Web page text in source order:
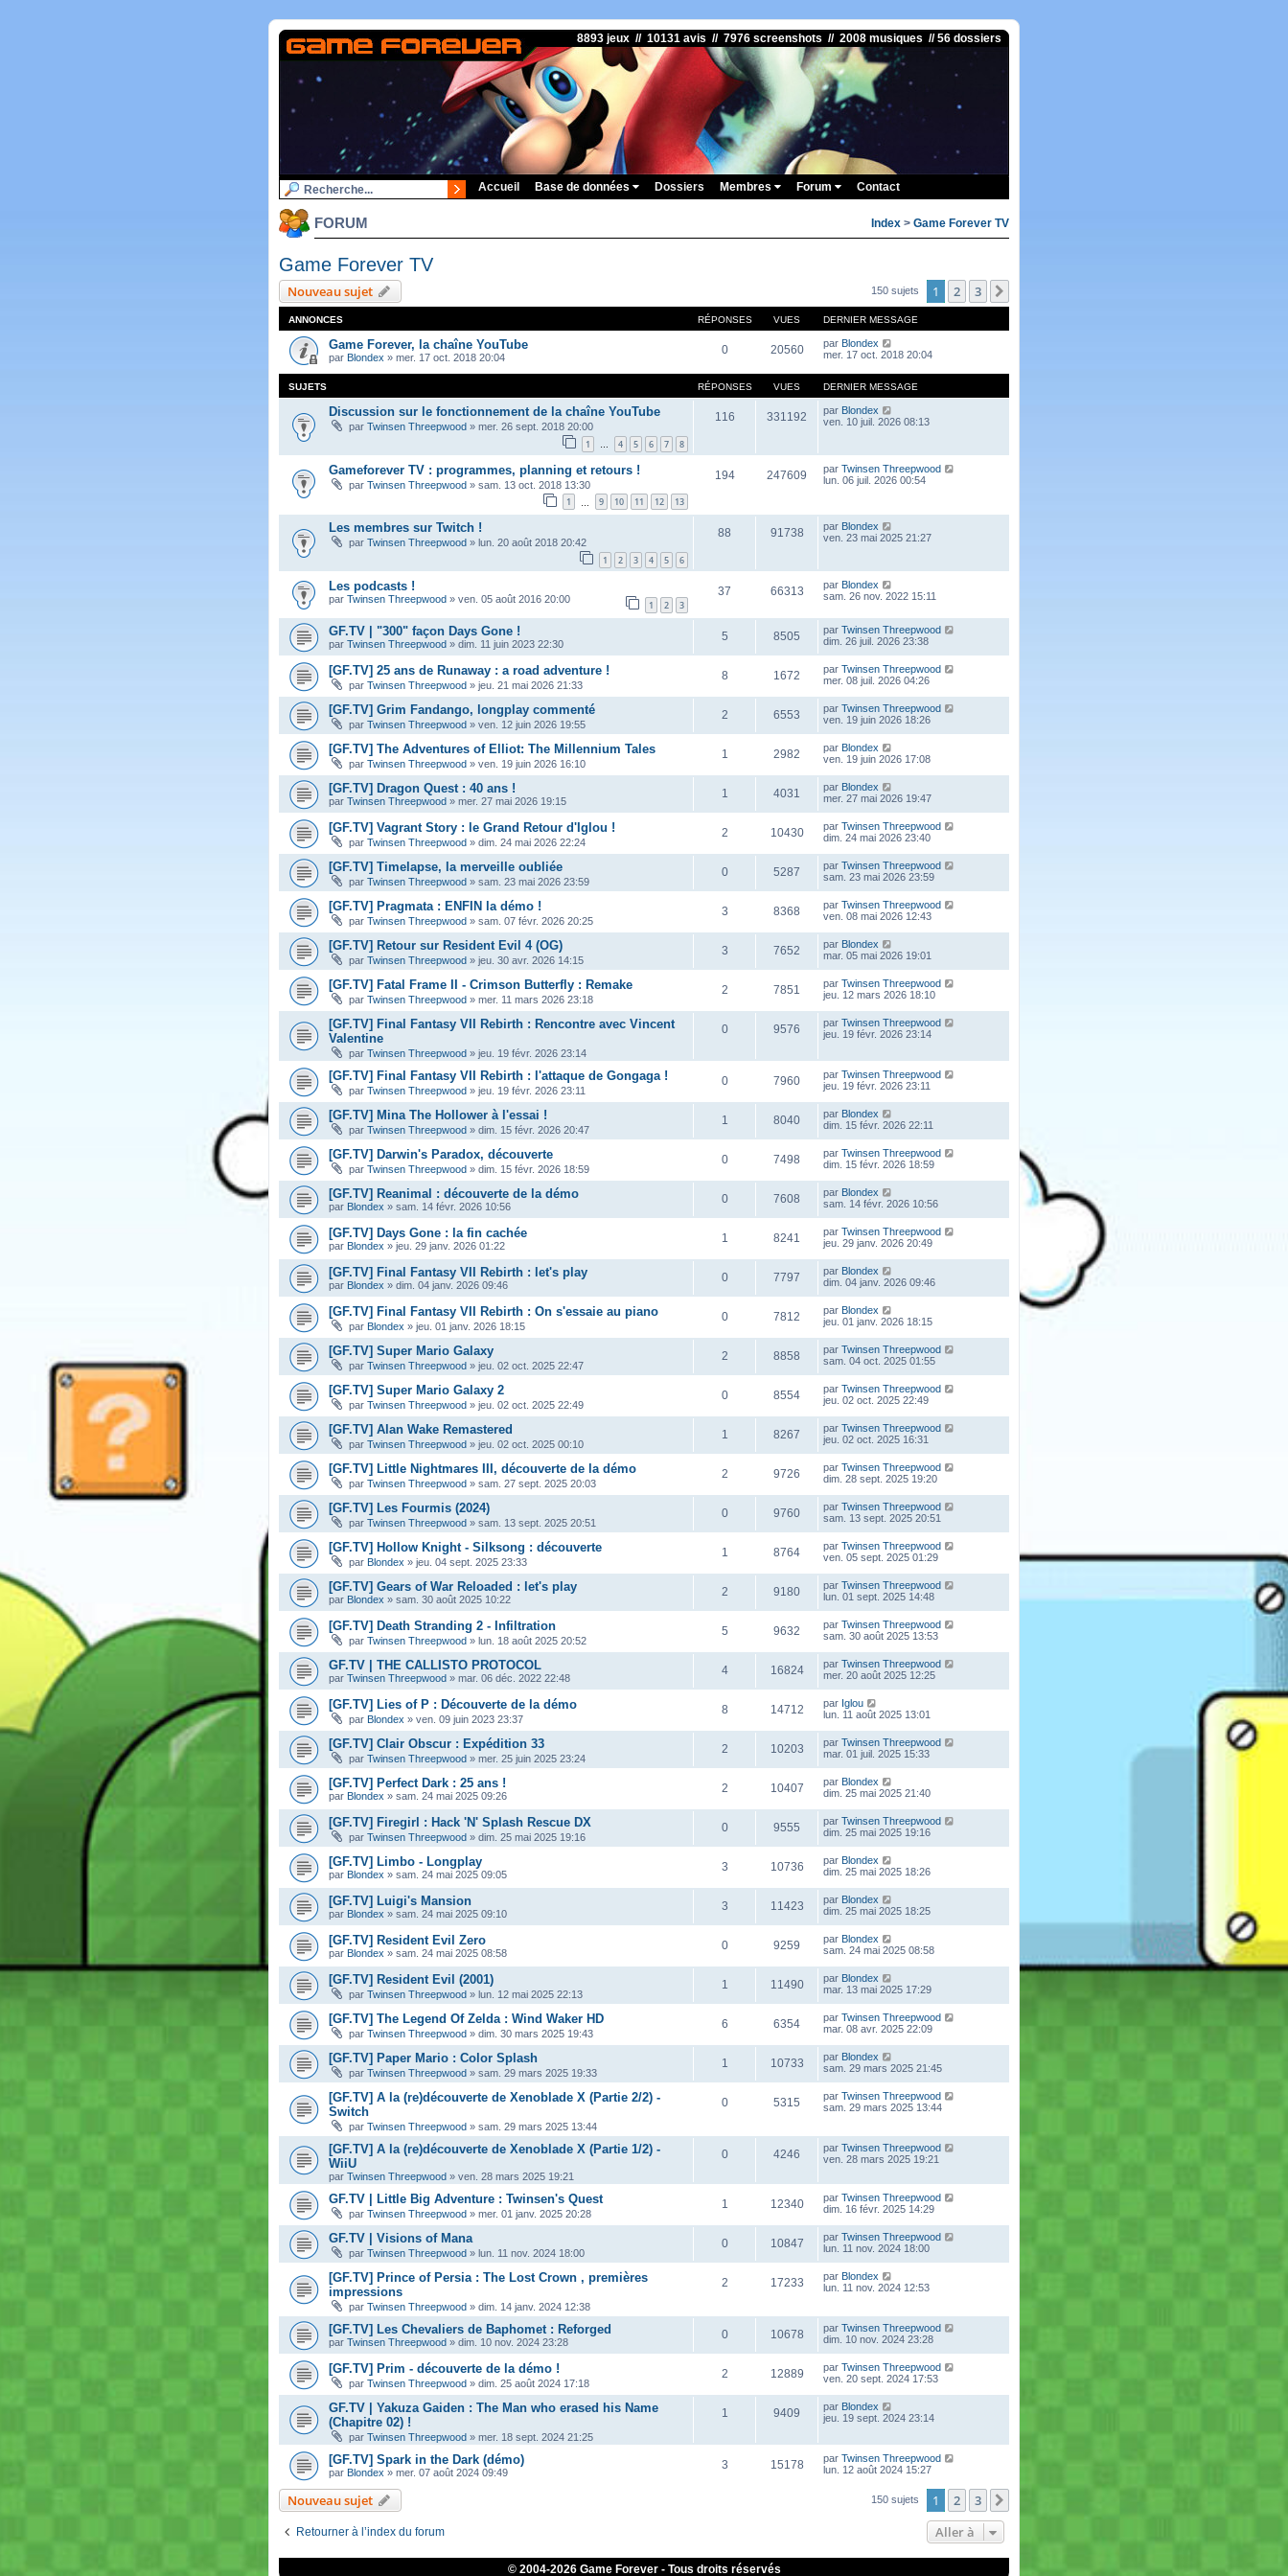
8893 jeux // 10131 avis // 7976 screenshots // 2008 musiques // 56 dossiers
Accueil Base de données Dossiers Membres Forum Contact
FORUM Index > Game Forever TV
Game Forever TV
Nouveau sujet 150 sujets 1 2 3
ANNONCES RÉPONSES VUES DERNIER MESSAGE
Game Forever, la chaîne YouTube
par Blondex » mer. 17 oct. 2018 20:04
0 20560 par Blondex
mer. 17 oct. 2018 20:04
SUJETS RÉPONSES VUES DERNIER MESSAGE
Discussion sur le fonctionnement de la chaîne YouTube
par Twinsen Threepwood » mer. 26 sept. 2018 20:00
1 … 4 5 6 7 8
116 331192 par Blondex
ven. 10 juil. 2026 08:13
Gameforever TV : programmes, planning et retours !
par Twinsen Threepwood » sam. 13 oct. 2018 13:30
1 9 10 11 12 13
194 247609 par Twinsen Threepwood
lun. 06 juil. 2026 00:54
Les membres sur Twitch !
par Twinsen Threepwood » lun. 20 août 2018 20:42
1 2 3 4 5 6
88 91738 par Blondex
ven. 23 mai 2025 21:27
Les podcasts !
par Twinsen Threepwood » ven. 05 août 2016 20:00 1 2 3
37 66313 par Blondex
sam. 26 nov. 2022 15:11
GF.TV | "300" façon Days Gone !
par Twinsen Threepwood » dim. 11 juin 2023 22:30
5 8505 par Twinsen Threepwood
dim. 26 juil. 2026 23:38
[GF.TV] 25 ans de Runaway : a road adventure !
par Twinsen Threepwood » jeu. 21 mai 2026 21:33
8 1672 par Twinsen Threepwood
mer. 08 juil. 2026 04:26
[GF.TV] Grim Fandango, longplay commenté
par Twinsen Threepwood » ven. 12 juin 2026 19:55
2 6553 par Twinsen Threepwood
ven. 19 juin 2026 18:26
[GF.TV] The Adventures of Elliot: The Millennium Tales
par Twinsen Threepwood » ven. 19 juin 2026 16:10
1 2982 par Blondex
ven. 19 juin 2026 17:08
[GF.TV] Dragon Quest : 40 ans !
par Twinsen Threepwood » mer. 27 mai 2026 19:15
1 4031 par Blondex
mer. 27 mai 2026 19:47
[GF.TV] Vagrant Story : le Grand Retour d'Iglou !
par Twinsen Threepwood » dim. 24 mai 2026 22:24
2 10430 par Twinsen Threepwood
dim. 24 mai 2026 23:40
[GF.TV] Timelapse, la merveille oubliée
par Twinsen Threepwood » sam. 23 mai 2026 23:59
0 5287 par Twinsen Threepwood
sam. 23 mai 2026 23:59
[GF.TV] Pragmata : ENFIN la démo !
par Twinsen Threepwood » sam. 07 févr. 2026 20:25
3 8368 par Twinsen Threepwood
ven. 08 mai 2026 12:43
[GF.TV] Retour sur Resident Evil 4 (OG)
par Twinsen Threepwood » jeu. 30 avr. 2026 14:15
3 7652 par Blondex
mar. 05 mai 2026 19:01
[GF.TV] Fatal Frame II - Crimson Butterfly : Remake
par Twinsen Threepwood » mer. 11 mars 2026 23:18
2 7851 par Twinsen Threepwood
jeu. 12 mars 2026 18:10
[GF.TV] Final Fantasy VII Rebirth : Rencontre avec Vincent
Valentine
par Twinsen Threepwood » jeu. 19 févr. 2026 23:14
0 9576 par Twinsen Threepwood
jeu. 19 févr. 2026 23:14
[GF.TV] Final Fantasy VII Rebirth : l'attaque de Gongaga !
par Twinsen Threepwood » jeu. 19 févr. 2026 23:11
0 7960 par Twinsen Threepwood
jeu. 19 févr. 2026 23:11
[GF.TV] Mina The Hollower à l'essai !
par Twinsen Threepwood » dim. 15 févr. 2026 20:47
1 8040 par Blondex
dim. 15 févr. 2026 22:11
[GF.TV] Darwin's Paradox, découverte
par Twinsen Threepwood » dim. 15 févr. 2026 18:59
0 7498 par Twinsen Threepwood
dim. 15 févr. 2026 18:59
[GF.TV] Reanimal : découverte de la démo
par Blondex » sam. 14 févr. 2026 10:56
0 7608 par Blondex
sam. 14 févr. 2026 10:56
[GF.TV] Days Gone : la fin cachée
par Blondex » jeu. 29 janv. 2026 01:22
1 8241 par Twinsen Threepwood
jeu. 29 janv. 2026 20:49
[GF.TV] Final Fantasy VII Rebirth : let's play
par Blondex » dim. 04 janv. 2026 09:46
0 7797 par Blondex
dim. 04 janv. 2026 09:46
[GF.TV] Final Fantasy VII Rebirth : On s'essaie au piano
par Blondex » jeu. 01 janv. 2026 18:15
0 7812 par Blondex
jeu. 01 janv. 2026 18:15
[GF.TV] Super Mario Galaxy
par Twinsen Threepwood » jeu. 02 oct. 2025 22:47
2 8858 par Twinsen Threepwood
sam. 04 oct. 2025 01:55
[GF.TV] Super Mario Galaxy 2
par Twinsen Threepwood » jeu. 02 oct. 2025 22:49
0 8554 par Twinsen Threepwood
jeu. 02 oct. 2025 22:49
[GF.TV] Alan Wake Remastered
par Twinsen Threepwood » jeu. 02 oct. 2025 00:10
1 8267 par Twinsen Threepwood
jeu. 02 oct. 2025 16:31
[GF.TV] Little Nightmares III, découverte de la démo
par Twinsen Threepwood » sam. 27 sept. 2025 20:03
2 9726 par Twinsen Threepwood
dim. 28 sept. 2025 19:20
[GF.TV] Les Fourmis (2024)
par Twinsen Threepwood » sam. 13 sept. 2025 20:51
0 9760 par Twinsen Threepwood
sam. 13 sept. 2025 20:51
[GF.TV] Hollow Knight - Silksong : découverte
par Blondex » jeu. 04 sept. 2025 23:33
1 8764 par Twinsen Threepwood
ven. 05 sept. 2025 01:29
[GF.TV] Gears of War Reloaded : let's play
par Blondex » sam. 30 août 2025 10:22
2 9180 par Twinsen Threepwood
lun. 01 sept. 2025 14:48
[GF.TV] Death Stranding 2 - Infiltration
par Twinsen Threepwood » lun. 18 août 2025 20:52
5 9632 par Twinsen Threepwood
sam. 30 août 2025 13:53
GF.TV | THE CALLISTO PROTOCOL
par Twinsen Threepwood » mar. 06 déc. 2022 22:48
4 16824 par Twinsen Threepwood
mer. 20 août 2025 12:25
[GF.TV] Lies of P : Découverte de la démo
par Blondex » ven. 09 juin 2023 23:37
8 14712 par Iglou
lun. 11 août 2025 13:01
[GF.TV] Clair Obscur : Expédition 33
par Twinsen Threepwood » mer. 25 juin 2025 23:24
2 10203 par Twinsen Threepwood
mar. 01 juil. 2025 15:33
[GF.TV] Perfect Dark : 25 ans !
par Blondex » sam. 24 mai 2025 09:26
2 10407 par Blondex
dim. 25 mai 2025 21:40
[GF.TV] Firegirl : Hack 'N' Splash Rescue DX
par Twinsen Threepwood » dim. 25 mai 2025 19:16
0 9555 par Twinsen Threepwood
dim. 25 mai 2025 19:16
[GF.TV] Limbo - Longplay
par Blondex » sam. 24 mai 2025 09:05
3 10736 par Blondex
dim. 25 mai 2025 18:26
[GF.TV] Luigi's Mansion
par Blondex » sam. 24 mai 2025 09:10
3 11423 par Blondex
dim. 25 mai 2025 18:25
[GF.TV] Resident Evil Zero
par Blondex » sam. 24 mai 2025 08:58
0 9259 par Blondex
sam. 24 mai 2025 08:58
[GF.TV] Resident Evil (2001)
par Twinsen Threepwood » lun. 12 mai 2025 22:13
1 11490 par Blondex
mar. 13 mai 2025 17:29
[GF.TV] The Legend Of Zelda : Wind Waker HD
par Twinsen Threepwood » dim. 30 mars 2025 19:43
6 6354 par Twinsen Threepwood
mar. 08 avr. 2025 22:09
[GF.TV] Paper Mario : Color Splash
par Twinsen Threepwood » sam. 29 mars 2025 19:33
1 10733 par Blondex
sam. 29 mars 2025 21:45
[GF.TV] A la (re)découverte de Xenoblade X (Partie 2/2) -
Switch
par Twinsen Threepwood » sam. 29 mars 2025 13:44
0 5315 par Twinsen Threepwood
sam. 29 mars 2025 13:44
[GF.TV] A la (re)découverte de Xenoblade X (Partie 1/2) -
WiiU
par Twinsen Threepwood » ven. 28 mars 2025 19:21
0 4246 par Twinsen Threepwood
ven. 28 mars 2025 19:21
GF.TV | Little Big Adventure : Twinsen's Quest
par Twinsen Threepwood » mer. 01 janv. 2025 20:28
1 12340 par Twinsen Threepwood
dim. 16 févr. 2025 14:29
GF.TV | Visions of Mana
par Twinsen Threepwood » lun. 11 nov. 2024 18:00
0 10847 par Twinsen Threepwood
lun. 11 nov. 2024 18:00
[GF.TV] Prince of Persia : The Lost Crown , premières
impressions
par Twinsen Threepwood » dim. 14 janv. 2024 12:38
2 17233 par Blondex
lun. 11 nov. 2024 12:53
[GF.TV] Les Chevaliers de Baphomet : Reforged
par Twinsen Threepwood » dim. 10 nov. 2024 23:28
0 10678 par Twinsen Threepwood
dim. 10 nov. 2024 23:28
[GF.TV] Prim - découverte de la démo !
par Twinsen Threepwood » dim. 25 août 2024 17:18
2 12889 par Twinsen Threepwood
ven. 20 sept. 2024 17:53
GF.TV | Yakuza Gaiden : The Man who erased his Name
(Chapitre 02) !
par Twinsen Threepwood » mer. 18 sept. 2024 21:25
1 9409 par Blondex
jeu. 19 sept. 2024 23:14
[GF.TV] Spark in the Dark (démo)
par Blondex » mer. 07 août 2024 09:49
3 15178 par Twinsen Threepwood
lun. 12 août 2024 15:27
Nouveau sujet 150 sujets 1 2 3
Retourner à l’index du forum Aller à
© 2004-2026 Game Forever - Tous droits réservés